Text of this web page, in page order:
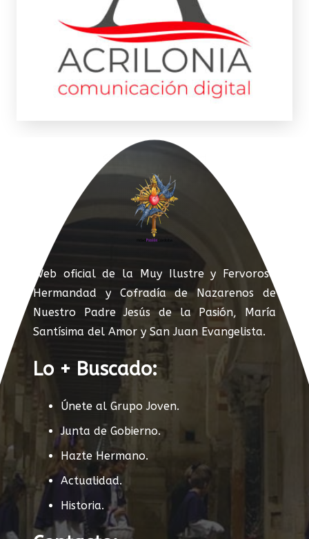
Web oficial de la Muy Ilustre y Fervorosa
Hermandad y Cofradía de Nazarenos de
Nuestro Padre Jesús de la Pasión, María
Santísima del Amor y San Juan Evangelista.
Lo + Buscado:
Únete al Grupo Joven.
Junta de Gobierno.
Hazte Hermano.
Actualidad.
Historia.